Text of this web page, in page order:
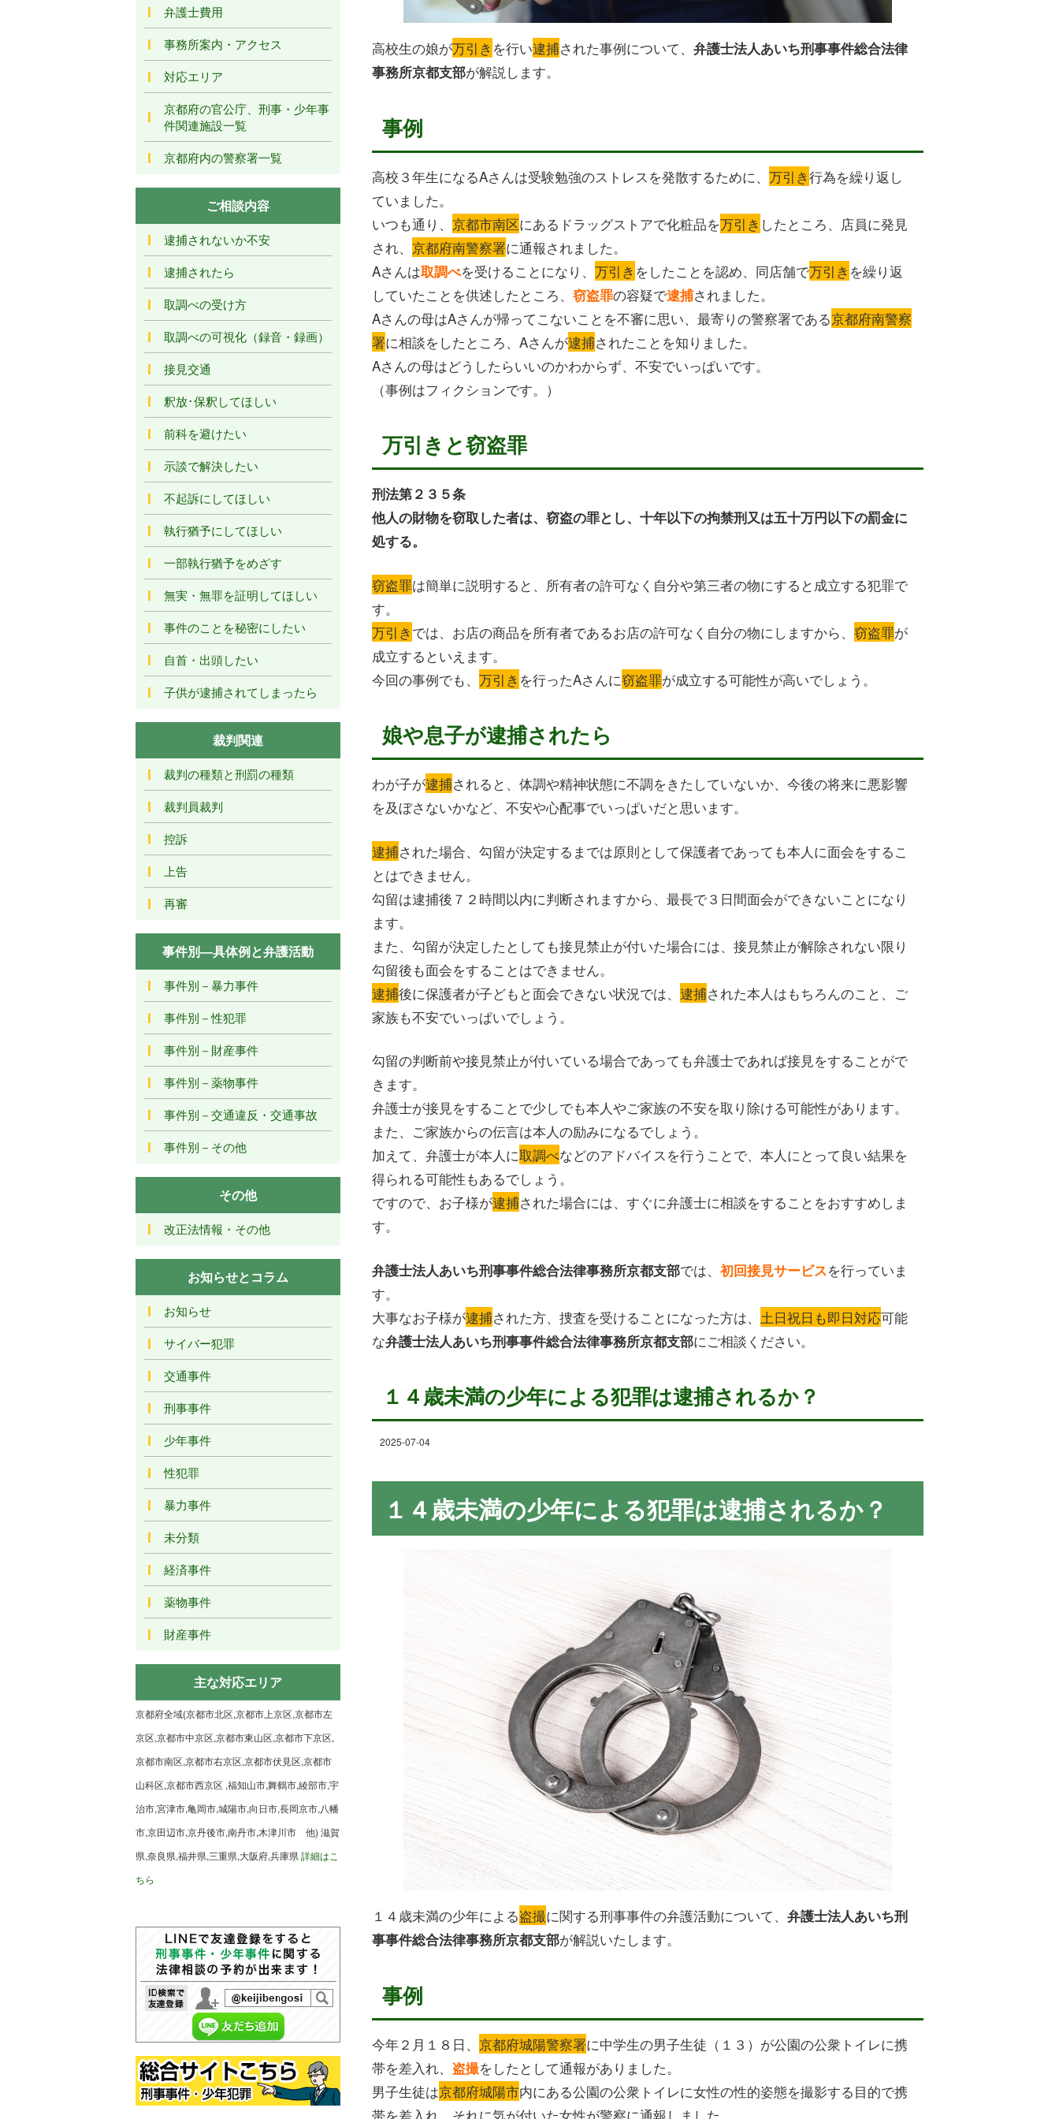
高校生の娘が万引き を行い逮捕された事例について、 弁護士法人あいち刑事事件総合法律
事務所京都支部が解説します。
事例
高校３年生になるAさんは受験勉強のストレスを発散するために、 万引き行為を繰り返し
ていました。
いつも通り、 京都市南区にあるドラッグストアで化粧品を万引き したところ、店員に発見
され、 京都府南警察署に通報されました。
Aさんは取調べを受けることになり、 万引き をしたことを認め、同店舗で万引き を繰り返
していたことを供述したところ、 窃盗罪の容疑で逮捕されました。
Aさんの母はAさんが帰ってこないことを不審に思い、最寄りの警察署である京都府南警察
署に相談をしたところ、Aさんが逮捕されたことを知りました。
Aさんの母はどうしたらいいのかわからず、不安でいっぱいです。
（事例はフィクションです。）
万引きと窃盗罪
刑法第２３５条
他人の財物を窃取した者は、窃盗の罪とし、十年以下の拘禁刑又は五十万円以下の罰金に
処する。
窃盗罪は簡単に説明すると、所有者の許可なく自分や第三者の物にすると成立する犯罪で
す。
万引きでは、お店の商品を所有者であるお店の許可なく自分の物にしますから、 窃盗罪が
成立するといえます。
今回の事例でも、 万引き を行ったAさんに窃盗罪が成立する可能性が高いでしょう。
娘や息子が逮捕されたら
わが子が逮捕されると、体調や精神状態に不調をきたしていないか、今後の将来に悪影響
を及ぼさないかなど、不安や心配事でいっぱいだと思います。
逮捕された場合、勾留が決定するまでは原則として保護者であっても本人に面会をするこ
とはできません。
勾留は逮捕後７２時間以内に判断されますから、最長で３日間面会ができないことになり
ます。
また、勾留が決定したとしても接見禁止が付いた場合には、接見禁止が解除されない限り
勾留後も面会をすることはできません。
逮捕後に保護者が子どもと面会できない状況では、 逮捕された本人はもちろんのこと、ご
家族も不安でいっぱいでしょう。
勾留の判断前や接見禁止が付いている場合であっても弁護士であれば接見をすることがで
きます。
弁護士が接見をすることで少しでも本人やご家族の不安を取り除ける可能性があります。
また、ご家族からの伝言は本人の励みになるでしょう。
加えて、弁護士が本人に取調べなどのアドバイスを行うことで、本人にとって良い結果を
得られる可能性もあるでしょう。
ですので、お子様が逮捕された場合には、すぐに弁護士に相談をすることをおすすめしま
す。
弁護士法人あいち刑事事件総合法律事務所京都支部では、 初回接見サービスを行っていま
す。
大事なお子様が逮捕された方、捜査を受けることになった方は、 土日祝日も即日対応可能
な弁護士法人あいち刑事事件総合法律事務所京都支部にご相談ください。
１４歳未満の少年による犯罪は逮捕されるか？
2025-07-04
１４歳未満の少年による犯罪は逮捕されるか？
１４歳未満の少年による盗撮に関する刑事事件の弁護活動について、 弁護士法人あいち刑
事事件総合法律事務所京都支部が解説いたします。
事例
今年２月１８日、 京都府城陽警察署に中学生の男子生徒（１３）が公園の公衆トイレに携
帯を差入れ、 盗撮をしたとして通報がありました。
男子生徒は京都府城陽市内にある公園の公衆トイレに女性の性的姿態を撮影する目的で携
帯を差入れ、それに気が付いた女性が警察に通報しました。
弁護士費用
事務所案内・アクセス
対応エリア
京都府の官公庁、刑事・少年事
件関連施設一覧
京都府内の警察署一覧
ご相談内容
逮捕されないか不安
逮捕されたら
取調べの受け方
取調べの可視化（録音・録画）
接見交通
釈放･保釈してほしい
前科を避けたい
示談で解決したい
不起訴にしてほしい
執行猶予にしてほしい
一部執行猶予をめざす
無実・無罪を証明してほしい
事件のことを秘密にしたい
自首・出頭したい
子供が逮捕されてしまったら
裁判関連
裁判の種類と刑罰の種類
裁判員裁判
控訴
上告
再審
事件別―具体例と弁護活動
事件別－暴力事件
事件別－性犯罪
事件別－財産事件
事件別－薬物事件
事件別－交通違反・交通事故
事件別－その他
その他
改正法情報・その他
お知らせとコラム
お知らせ
サイバー犯罪
交通事件
刑事事件
少年事件
性犯罪
暴力事件
未分類
経済事件
薬物事件
財産事件
主な対応エリア
京都府全域(京都市北区,京都市上京区,京都市左
京区,京都市中京区,京都市東山区,京都市下京区,
京都市南区,京都市右京区,京都市伏見区,京都市
山科区,京都市西京区 ,福知山市,舞鶴市,綾部市,宇
治市,宮津市,亀岡市,城陽市,向日市,長岡京市,八幡
市,京田辺市,京丹後市,南丹市,木津川市 他) 滋賀
県,奈良県,福井県,三重県,大阪府,兵庫県 詳細はこ
ちら